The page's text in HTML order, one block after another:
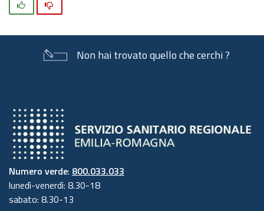
Non hai trovato quello che cerchi ?
Numero verde: 800.033.033
lunedì-venerdì: 8.30-18
sabato: 8.30-13